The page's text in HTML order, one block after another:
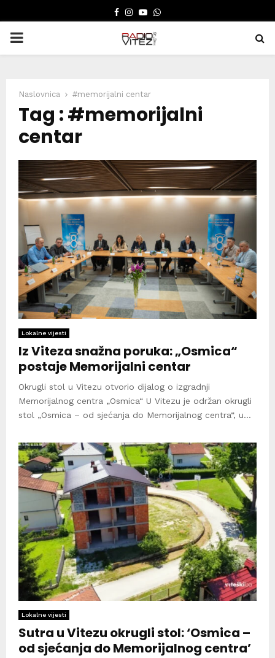
FACEBOOK
INSTAGRAM
YOUTUBE
WHATSAPP
PRIMARY
Naslovnica #memorijalni centar
Tag : #memorijalni
centar
Lokalne vijesti
Iz Viteza snažna poruka: „Osmica“
postaje Memorijalni centar
Okrugli stol u Vitezu otvorio dijalog o izgradnji
Memorijalnog centra „Osmica“ U Vitezu je održan okrugli
stol „Osmica – od sjećanja do Memorijalnog centra“, u...
Lokalne vijesti
Sutra u Vitezu okrugli stol: ‘Osmica –
od sjećanja do Memorijalnog centra’